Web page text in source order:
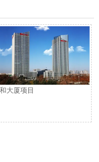
大厦项目